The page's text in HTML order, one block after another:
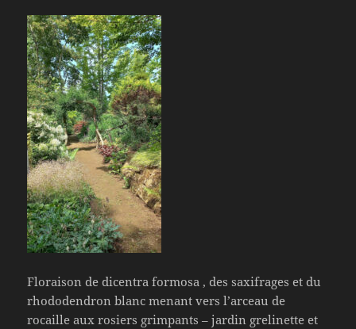
Floraison de dicentra formosa , des saxifrages et du
rhododendron blanc menant vers l’arceau de
rocaille aux rosiers grimpants – jardin grelinette et